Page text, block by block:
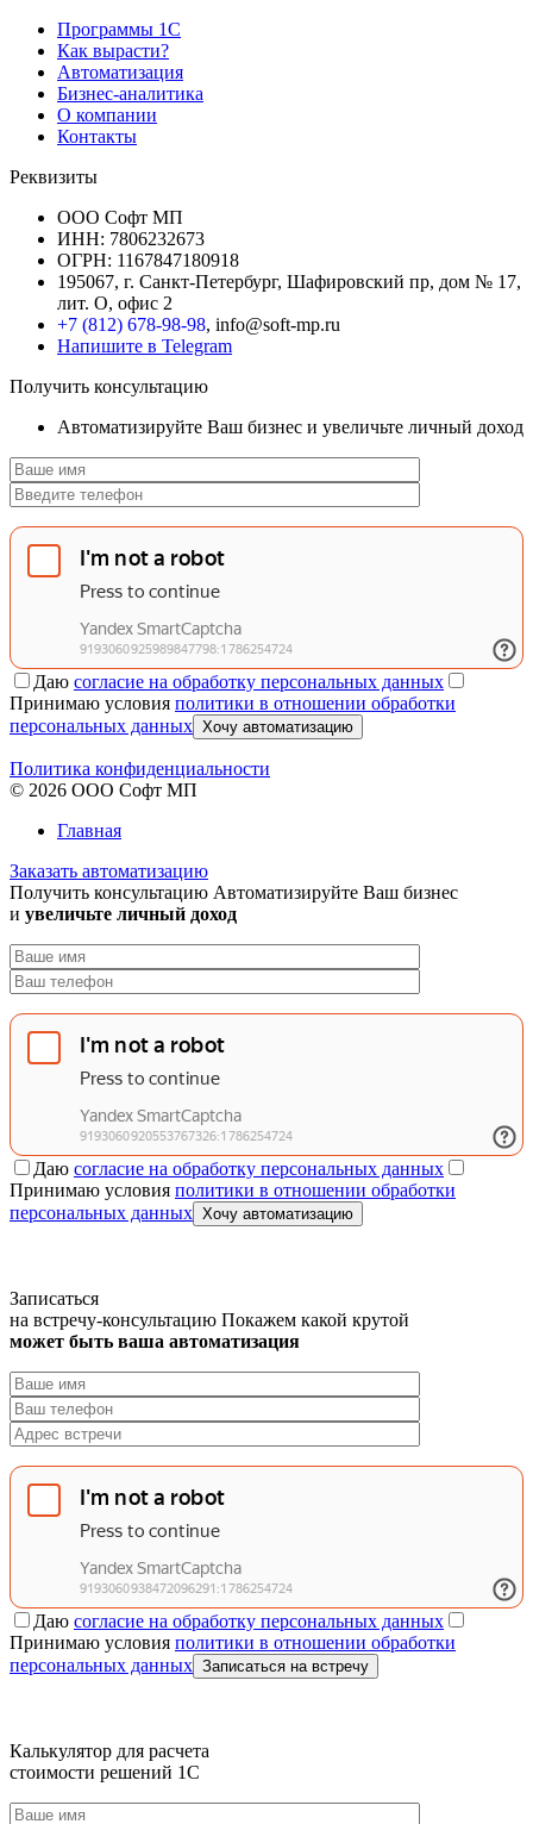
Программы 1С
Как вырасти?
Автоматизация
Бизнес-аналитика
О компании
Контакты
Реквизиты
ООО Софт МП
ИНН: 7806232673
ОГРН: 1167847180918
195067, г. Санкт-Петербург, Шафировский пр, дом № 17,
лит. О, офис 2
+7 (812) 678-98-98, info@soft-mp.ru
Напишите в Telegram
Получить консультацию
Автоматизируйте Ваш бизнес и увеличьте личный доход
Даю согласие на обработку персональных данных
Принимаю условия политики в отношении обработки
персональных данных Хочу автоматизацию
Политика конфиденциальности
© 2026 ООО Софт МП
Главная
Заказать автоматизацию
Получить консультацию Автоматизируйте Ваш бизнес
и увеличьте личный доход
Даю согласие на обработку персональных данных
Принимаю условия политики в отношении обработки
персональных данных Хочу автоматизацию
Записаться
на встречу-консультацию Покажем какой крутой
может быть ваша автоматизация
Даю согласие на обработку персональных данных
Принимаю условия политики в отношении обработки
персональных данных Записаться на встречу
Калькулятор для расчета
стоимости решений 1C